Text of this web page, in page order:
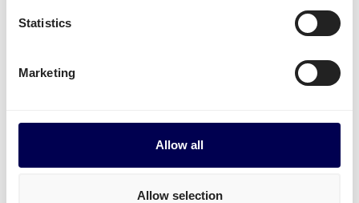
Statistics
Marketing
Allow all
Allow selection
Je kan gebruik maken van
en FTL
versturen.
Je kanmini pallets blokpalletsen
Je kan gebruik maken vantransport naar Amazon
,transport naar Zalando